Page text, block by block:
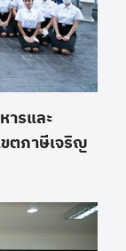
รและ
ตภาษีเจริญ